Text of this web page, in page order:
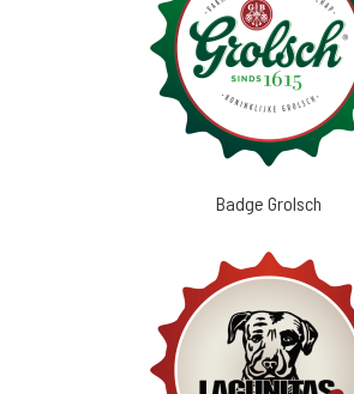
Badge Grolsch